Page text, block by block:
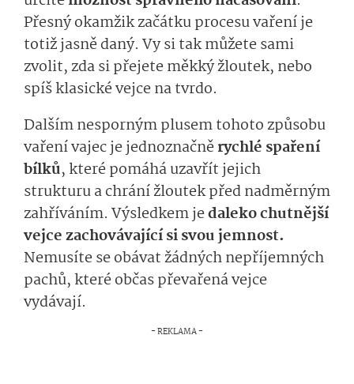
Přesný okamžik začátku procesu vaření je
totiž jasně daný. Vy si tak můžete sami
zvolit, zda si přejete měkký žloutek, nebo
spíš klasické vejce na tvrdo.
Dalším nesporným plusem tohoto způsobu
vaření vajec je jednoznačněrychlé spaření
bílků, které pomáhá uzavřít jejich
strukturu a chrání žloutek před nadměrným
zahříváním. Výsledkem jedaleko chutnější
vejce zachovávající si svou jemnost.
Nemusíte se obávat žádných nepříjemných
pachů, které občas převařená vejce
vydávají.